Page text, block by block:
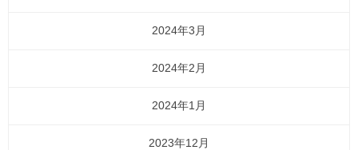
2024年3月
2024年2月
2024年1月
2023年12月